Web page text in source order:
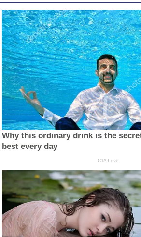
Why this ordinary drink is the
best every day
CTA Love